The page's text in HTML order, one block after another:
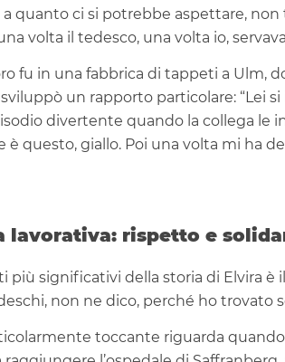
quanto ci si potrebbe aspettare,
volta il tedesco, una volta io,
fu in una fabbrica di tappeti a Ulm,
un rapporto particolare: “Lei si
divertente quando la collega le
è questo, giallo. Poi una volta mi ha
lavorativa: rispetto e
più significativi della storia di Elvira
non ne dico, perché ho trovato
toccante riguarda